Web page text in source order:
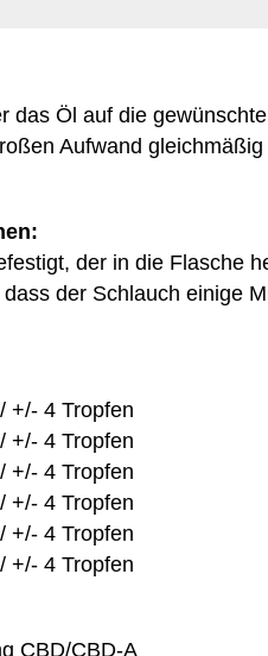
das Öl auf die
Aufwand
der in die Flasche
der Schlauch einige
4 Tropfen
+/- 4 Tropfen
+/- 4 Tropfen
+/- 4 Tropfen
+/- 4 Tropfen
+/- 4 Tropfen
CBD/CBD-A